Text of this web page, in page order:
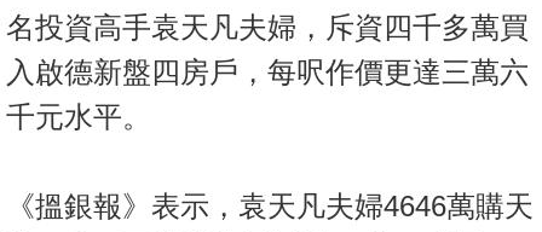
名投資高手袁天凡夫婦，斥資四千多萬買
入啟德新盤四房戶，每呎作價更達三萬六
千元水平。
《搵銀報》表示，袁天凡夫婦4646萬購天